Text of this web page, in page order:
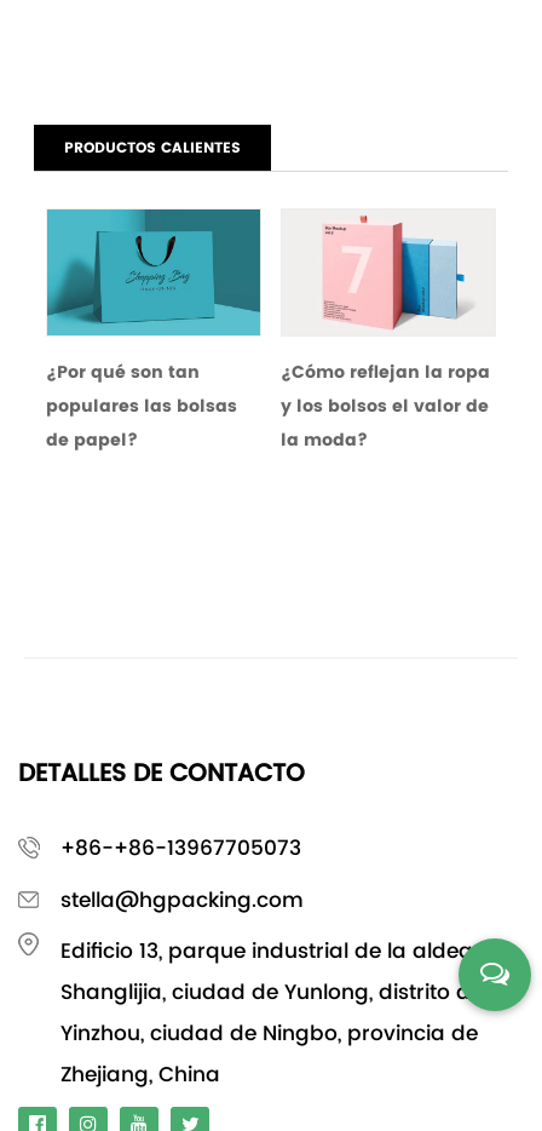
PRODUCTOS CALIENTES
¿Por qué son tan
populares las bolsas
de papel?
¿Cómo reflejan la ropa
y los bolsos el valor de
la moda?
DETALLES DE CONTACTO
+86-+86-13967705073
stella@hgpacking.com
Edificio 13, parque industrial de la aldea de
Shanglijia, ciudad de Yunlong, distrito de
Yinzhou, ciudad de Ningbo, provincia de
Zhejiang, China